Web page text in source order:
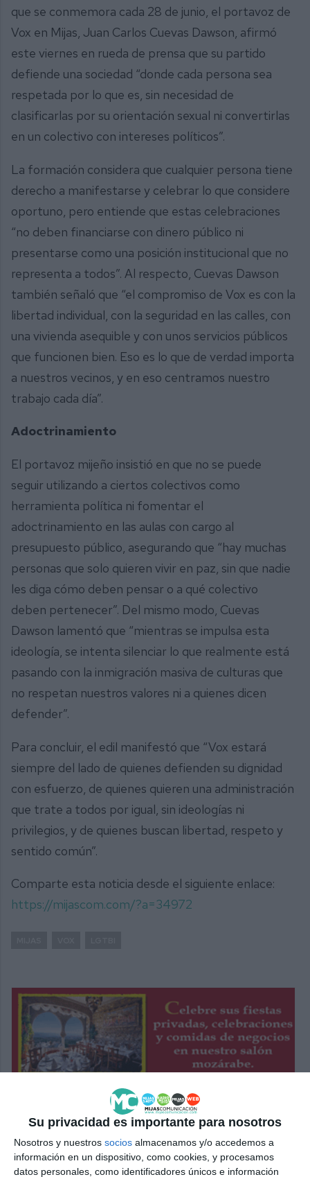
Su privacidad es importante para nosotros
Nosotros y nuestros socios almacenamos y/o accedemos a
información en un dispositivo, como cookies, y procesamos
datos personales, como identificadores únicos e información
que se conmemora cada 28 de junio, el portavoz de
Vox en Mijas, Juan Carlos Cuevas Dawson, afirmó
este viernes en rueda de prensa que su partido
defiende una sociedad “donde cada persona sea
respetada por lo que es, sin necesidad de
clasificarlas por su orientación sexual ni convertirlas
en un colectivo con intereses políticos”.
La formación considera que cualquier persona tiene
derecho a manifestarse y celebrar lo que considere
oportuno, pero entiende que estas celebraciones
“no deben financiarse con dinero público ni
presentarse como una posición institucional que no
representa a todos”. Al respecto, Cuevas Dawson
también señaló que “el compromiso de Vox es con la
libertad individual, con la seguridad en las calles, con
una vivienda asequible y con unos servicios públicos
que funcionen bien. Eso es lo que de verdad importa
a nuestros vecinos, y en eso centramos nuestro
trabajo cada día”.
Adoctrinamiento
El portavoz mijeño insistió en que no se puede
seguir utilizando a ciertos colectivos como
herramienta política ni fomentar el
adoctrinamiento en las aulas con cargo al
presupuesto público, asegurando que “hay muchas
personas que solo quieren vivir en paz, sin que nadie
les diga cómo deben pensar o a qué colectivo
deben pertenecer”. Del mismo modo, Cuevas
Dawson lamentó que “mientras se impulsa esta
ideología, se intenta silenciar lo que realmente está
pasando con la inmigración masiva de culturas que
no respetan nuestros valores ni a quienes dicen
defender”.
Para concluir, el edil manifestó que “Vox estará
siempre del lado de quienes defienden su dignidad
con esfuerzo, de quienes quieren una administración
que trate a todos por igual, sin ideologías ni
privilegios, y de quienes buscan libertad, respeto y
sentido común”.
Comparte esta noticia desde el siguiente enlace:
https://mijascom.com/?a=34972